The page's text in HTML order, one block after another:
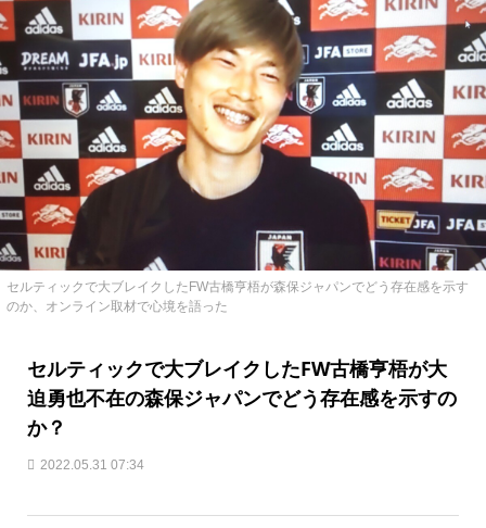
セルティックで大ブレイクしたFW古橋亨梧が森保ジャパンでどう存在感を示す
のか、オンライン取材で心境を語った
セルティックで大ブレイクしたFW古橋亨梧が大
迫勇也不在の森保ジャパンでどう存在感を示すの
か？
2022.05.31 07:34